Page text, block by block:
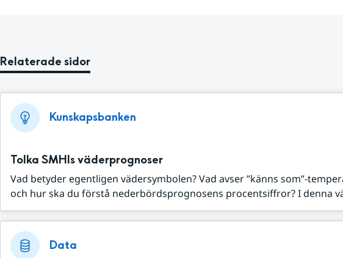
Relaterade sidor
Kunskapsbanken
Tolka SMHIs väderprognoser
Vad betyder egentligen vädersymbolen? Vad avser ”känns som”-
och hur ska du förstå nederbördsprognosens procentsiffror? I denna
Data